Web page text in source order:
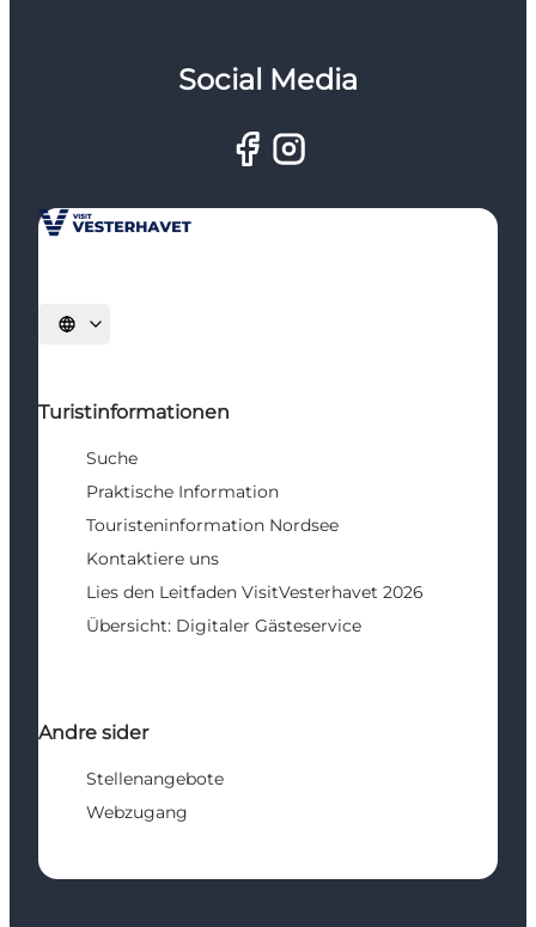
Social Media
Sprache auswählen
Turistinformationen
Suche
Praktische Information
Touristeninformation Nordsee
Kontaktiere uns
Lies den Leitfaden VisitVesterhavet 2026
Übersicht: Digitaler Gästeservice
Andre sider
Stellenangebote
Webzugang